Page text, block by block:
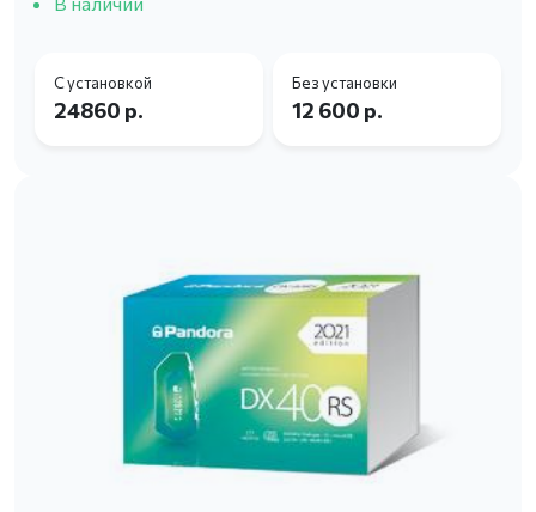
С установкой
24860 р.
Без установки
12 600 р.